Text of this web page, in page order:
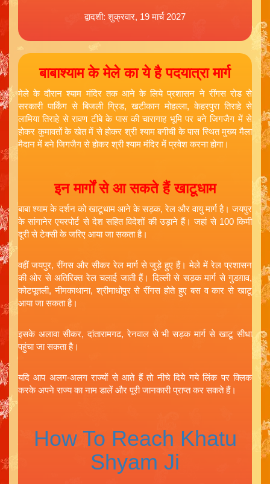
द्वादशी: शुक्रवार, 19 मार्च 2027
बाबाश्याम के मेले का ये है पदयात्रा मार्ग
मेले के दौरान श्याम मंदिर तक आने के लिये प्रशासन ने रींगस रोड से
सरकारी पार्किंग से बिजली ग्रिड, खटीकान मोहल्ला, केहरपुरा तिराहे से
लामिया तिराहे से रावण टीबे के पास की चारागाह भूमि पर बने जिगजैग में से
होकर कुमावतों के खेत में से होकर श्री श्याम बगीची के पास स्थित मुख्य मैला
मैदान में बने जिगजैग से होकर श्री श्याम मंदिर में प्रवेश करना होगा।
इन मार्गों से आ सकते हैं खाटूधाम
बाबा श्याम के दर्शन को खाटूधाम आने के सड़क, रेल और वायु मार्ग है। जयपुर
के सांगानेर एयरपोर्ट से देश सहित विदेशों की उड़ाने हैं। जहां से 100 किमी
दूरी से टेक्सी के जरिए आया जा सकता है।
वहीं जयपुर, रींगस और सीकर रेल मार्ग से जुड़े हुए हैं। मेले में रेल प्रशासन
की ओर से अतिरिक्त रेल चलाई जाती हैं। दिल्ली से सड़क मार्ग से गुडग़ाव,
कोटपूतली, नीमकाथाना, श्रीमाधोपुर से रींगस होते हुए बस व कार से खाटू
आया जा सकता है।
इसके अलावा सीकर, दांतारामगढ, रेनवाल से भी सड़क मार्ग से खाटू सीधा
पहुंचा जा सकता है।
यदि आप अलग-अलग राज्यों से आते हैं तो नीचे दिये गये लिंक पर क्लिक
करके अपने राज्य का नाम डालें और पूरी जानकारी प्राप्त कर सकते हैं।
How To Reach Khatu
Shyam Ji